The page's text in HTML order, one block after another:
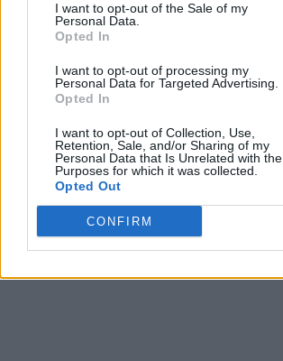
I want to opt-out of the Sale of my
Personal Data.
Opted In
I want to opt-out of processing my
Personal Data for Targeted Advertising.
Opted In
I want to opt-out of Collection, Use,
Retention, Sale, and/or Sharing of my
Personal Data that Is Unrelated with the
Purposes for which it was collected.
Opted Out
CONFIRM
Partidul Patrioților (Surugiu)
FAR (Coarnă)
România pe Primul Loc (Ponta)
Altul
Arată rezultatele
Arhiva sondajelor